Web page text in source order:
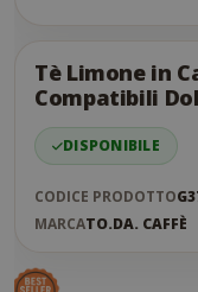
the
end
the
images
gallery
Tè Limone in
Compatibili
DISPONIBILE
CODICE PRODOTTO
MARCATO.DA. CAFFÈ